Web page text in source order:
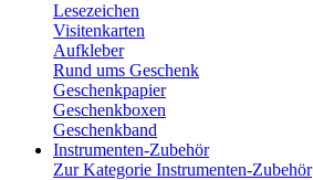
Lesezeichen
Visitenkarten
Aufkleber
Rund ums Geschenk
Geschenkpapier
Geschenkboxen
Geschenkband
Instrumenten-Zubehör
Zur Kategorie Instrumenten-Zubehör